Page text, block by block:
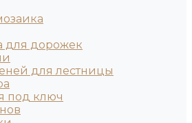
для дорожек
для лестницы
под ключ